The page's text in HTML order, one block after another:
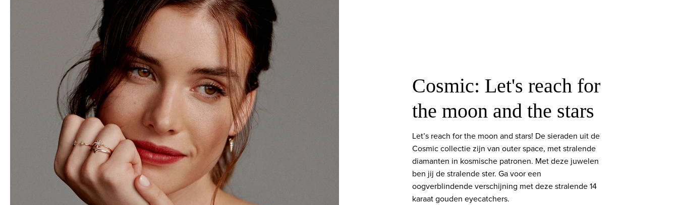
Cosmic: Let's reach for
the moon and the stars
Let’s reach for the moon and stars! De sieraden uit de
Cosmic collectie zijn van outer space, met stralende
diamanten in kosmische patronen. Met deze juwelen
ben jij de stralende ster. Ga voor een
oogverblindende verschijning met deze stralende 14
karaat gouden eyecatchers.